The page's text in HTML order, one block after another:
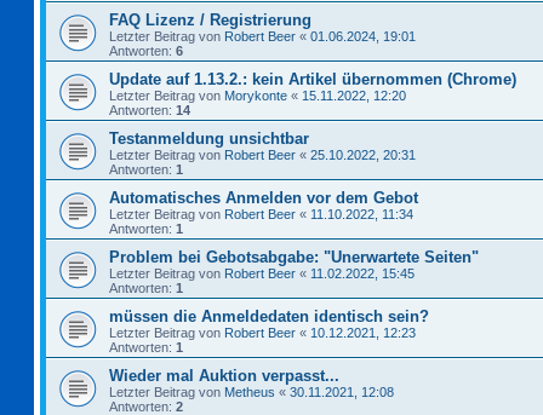
FAQ Lizenz / Registrierung
Letzter Beitrag von Robert Beer « 01.06.2024, 19:01
Antworten: 6
Update auf 1.13.2.: kein Artikel übernommen (Chrome)
Letzter Beitrag von Morykonte « 15.11.2022, 12:20
Antworten: 14
Testanmeldung unsichtbar
Letzter Beitrag von Robert Beer « 25.10.2022, 20:31
Antworten: 1
Automatisches Anmelden vor dem Gebot
Letzter Beitrag von Robert Beer « 11.10.2022, 11:34
Antworten: 1
Problem bei Gebotsabgabe: "Unerwartete Seiten"
Letzter Beitrag von Robert Beer « 11.02.2022, 15:45
Antworten: 1
müssen die Anmeldedaten identisch sein?
Letzter Beitrag von Robert Beer « 10.12.2021, 12:23
Antworten: 1
Wieder mal Auktion verpasst...
Letzter Beitrag von Metheus « 30.11.2021, 12:08
Antworten: 2